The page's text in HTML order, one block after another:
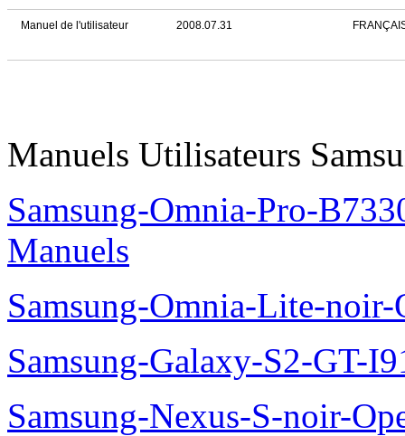
Manuel de l'utilisateur 2008.07.31
Manuels Utilisateurs
Samsung-Omnia-Pro-
Manuels
Samsung-Omnia-Lite-
Samsung-Galaxy-S2-GT-
Samsung-Nexus-S-noir-